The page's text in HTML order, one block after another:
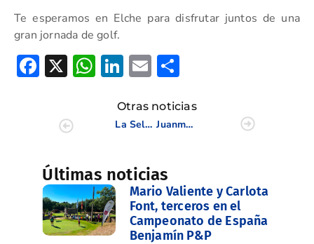
Te esperamos en Elche para disfrutar juntos de una
gran jornada de golf.
Facebook
X WhatsApp
LinkedIn
Email
Otras noticias
La Selección Valenciana afronta la defensa del título en el Campeonato de España Absoluto Femenino de FFAA
Juanma Verdú participa en la reunión de Directores Gerentes de las Federaciones Autonómicas de Golf
Últimas noticias
Mario Valiente y Carlota
Font, terceros en el
Campeonato de España
Benjamín P&P